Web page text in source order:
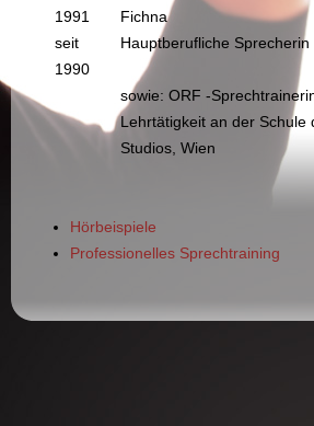
1991
Fichna
seit
1990
Hauptberufliche
sowie: ORF -
Lehrtätigkeit an der Schule
Studios, Wien
Hörbeispiele
Professionelles Sprechtraining